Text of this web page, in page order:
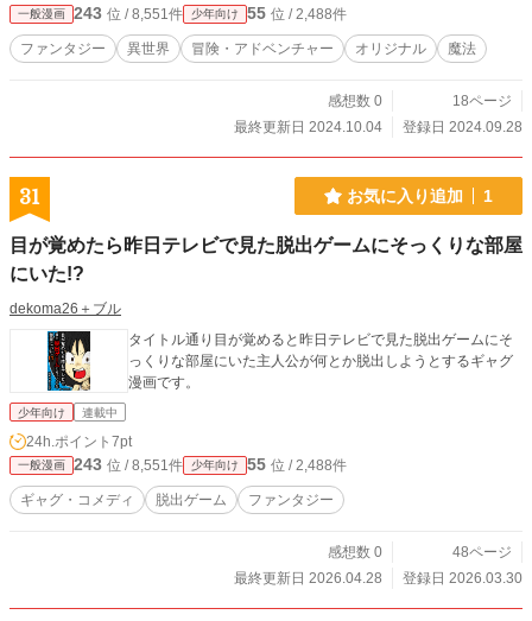
一般漫画 243 位 / 8,551件 少年向け 55 位 / 2,488件
ファンタジー 異世界 冒険・アドベンチャー オリジナル 魔法
感想数 0
18ページ
最終更新日 2024.10.04
登録日 2024.09.28
31 お気に入り追加 1
目が覚めたら昨日テレビで見た脱出ゲームにそっくりな部屋
にいた!?
dekoma26＋ブル
タイトル通り目が覚めると昨日テレビで見た脱出ゲームにそ
っくりな部屋にいた主人公が何とか脱出しようとするギャグ
漫画です。
少年向け 連載中
24h.ポイント 7pt
一般漫画 243 位 / 8,551件 少年向け 55 位 / 2,488件
ギャグ・コメディ 脱出ゲーム ファンタジー
感想数 0
48ページ
最終更新日 2026.04.28
登録日 2026.03.30